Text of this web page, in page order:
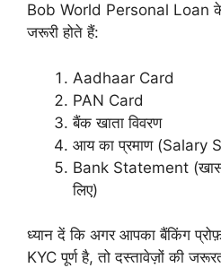
Bob World Personal Loan के
जरूरी होते हैं:
Aadhaar Card
PAN Card
बैंक खाता विवरण
आय का प्रमाण (Salary
Bank Statement
लिए)
ध्यान दें कि अगर आपका बैंकिंग
KYC पूर्ण है, तो दस्तावेज़ों की